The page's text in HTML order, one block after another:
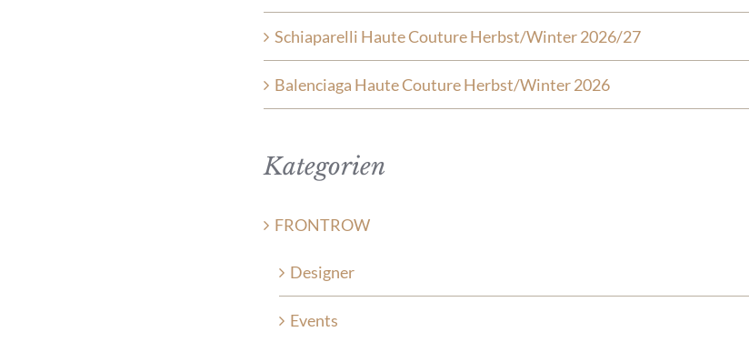
Schiaparelli Haute Couture Herbst/Winter 2026/27
Balenciaga Haute Couture Herbst/Winter 2026
Kategorien
FRONTROW
Designer
Events